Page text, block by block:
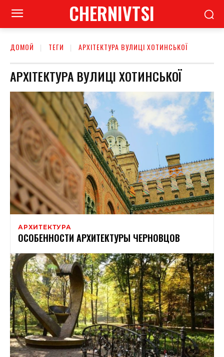
CHERNIVTSI
ДОМОЙ ТЕГИ АРХІТЕКТУРА ВУЛИЦІ ХОТИНСЬКОЇ
АРХІТЕКТУРА ВУЛИЦІ ХОТИНСЬКОЇ
АРХИТЕКТУРА
ОСОБЕННОСТИ АРХИТЕКТУРЫ ЧЕРНОВЦОВ